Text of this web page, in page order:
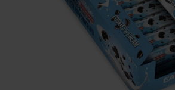
La collation de protéines et vitamines
Plus de 12 g de protéines par
RIche en vitamines et minéraux